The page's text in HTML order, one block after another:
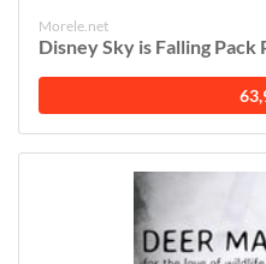
Morele.net
Disney Sky is Falling